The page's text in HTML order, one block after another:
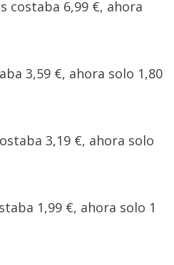
costaba 6,99 €, ahora
3,59 €, ahora solo 1,80
3,19 €, ahora solo
1,99 €, ahora solo 1